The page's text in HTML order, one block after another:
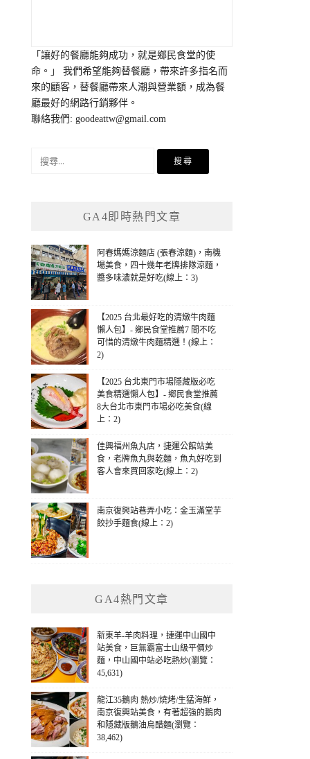
「讓好的餐廳能夠成功，就是鄉民食堂的使
命。」 我們希望能夠替餐廳，帶來許多指名而
來的顧客，替餐廳帶來人潮與營業額，成為餐
廳最好的網路行銷夥伴。
聯絡我們:goodeattw@gmail.com
GA4即時熱門文章
阿春媽媽涼麵店 (張春涼麵)，南機
場美食，四十幾年老牌排隊涼麵，
醬多味濃就是好吃(線上：3)
【2025 台北最好吃的清燉牛肉麵
懶人包】- 鄉民食堂推薦7 間不吃
可惜的清燉牛肉麵精選！(線上：
2)
【2025 台北東門市場隱藏版必吃
美食精選懶人包】- 鄉民食堂推薦
8大台北市東門市場必吃美食(線
上：2)
佳興福州魚丸店，捷運公館站美
食，老牌魚丸與乾麵，魚丸好吃到
客人會來買回家吃(線上：2)
南京復興站巷弄小吃：金玉滿堂芋
餃抄手麵食(線上：2)
GA4熱門文章
新東羊-羊肉料理，捷運中山國中
站美食，巨無霸富士山級平價炒
麵，中山國中站必吃熱炒(瀏覽：
45,631)
龍江35鵝肉 熱炒/燒烤/生猛海鮮，
南京復興站美食，有著超強的鵝肉
和隱藏版鵝油烏醋麵(瀏覽：
38,462)